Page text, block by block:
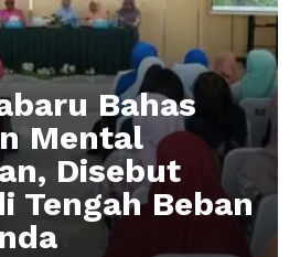
Bahas
Mental
Disebut
Tengah Beban